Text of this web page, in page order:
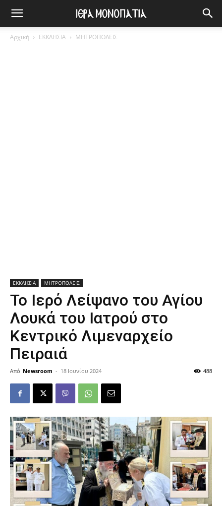
Αρχική ΕΚΚΛΗΣΙΑ ΜΗΤΡΟΠΟΛΕΙΣ
ΕΚΚΛΗΣΙΑ ΜΗΤΡΟΠΟΛΕΙΣ
Το Ιερό Λείψανο του Αγίου
Λουκά του Ιατρού στο
Κεντρικό Λιμεναρχείο
Πειραιά
Από Newsroom - 18 Ιουνίου 2024 488